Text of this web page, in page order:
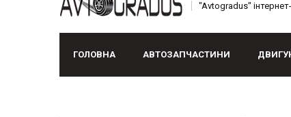
"Avtogradus"
ГОЛОВНА АВТОЗАПЧАСТИНИ